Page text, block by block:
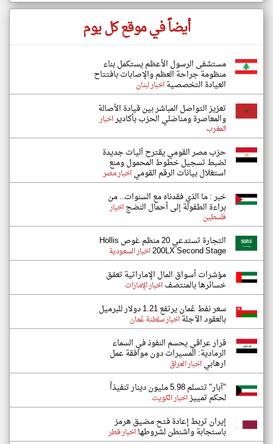
أيضاً في موقع كل يوم
مستشفى الرسول الأعظم يستكمل بناء
منظومة جراحة العظم والإصابات بافتتاح
العيادة التخصصيةاخبار لبنان
تعزيز التواصل المباشر بين قيادة الأصالة
والمعاصرة ومناضلي الحزب بأكاديراخبار
المغرب
حزب مصر القومي يقترح آليات جديدة
لضبط تسجيل خطوط المحمول ومنع
استغلال بيانات الرقم القومياخبار مصر
خبر : ما الذي فقدناه مع السنوات.. من
براءة الطفولة إلى أحمال النضجاخبار
فلسطين
التجارة تستدعي 20 منظم غوص Hollis
200LX Second Stageاخبار السعودية
مؤشرات أسواق المال الإماراتية تعمّق
خسائرها بالمنتصفاخبار الإمارات
سعر نفط عُمان يرتفع 1.21 دولار للبرميل
بالعقود الآجلةاخبار سلطنة عُمان
قرار عراقي يحسم النفوذ في السماء
الرمادية: المسيرات دون موافقة عمل
ارهابياخبار العراق
"آبار" تتسلم 5.98 مليون دينار تنفيذاً
لحكم تمييزاخبار الكويت
إيران تربط إعادة فتح مضيق هرمز
باستجابة واشنطن لشروطهااخبار قطر